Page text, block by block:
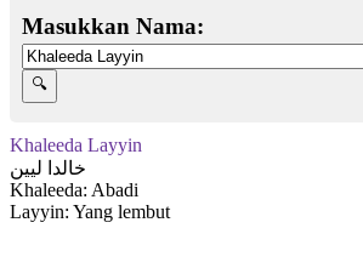
Masukkan Nama:
Khaleeda Layyin
خالدا ليين
Khaleeda: Abadi
Layyin: Yang lembut